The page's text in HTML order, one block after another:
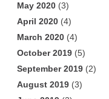
May 2020 (3)
April 2020 (4)
March 2020 (4)
October 2019 (5)
September 2019 (2)
August 2019 (3)